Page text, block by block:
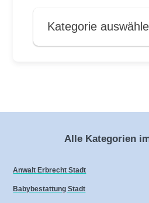
Alle Kategorien
Anwalt Erbrecht Stadt
Babybestattung Stadt